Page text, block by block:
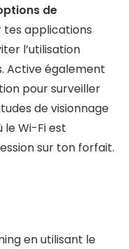
de
tes applications
l’utilisation
Active également
pour surveiller
de visionnage
le Wi-Fi est
sur ton forfait.
en utilisant le